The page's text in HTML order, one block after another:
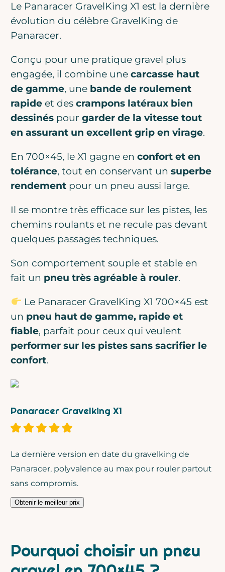
Le Panaracer GravelKing X1 est la dernière
évolution du célèbre GravelKing de
Panaracer.
Conçu pour une pratique gravel plus
engagée, il combine unecarcasse haut
de gamme, une bande de roulement
rapide et descrampons latéraux bien
dessinés pourgarder de la vitesse tout
en assurant un excellent grip en virage.
En 700×45, le X1 gagne enconfort et en
tolérance, tout en conservant unsuperbe
rendement pour un pneu aussi large.
Il se montre très efficace sur les pistes, les
chemins roulants et ne recule pas devant
quelques passages techniques.
Son comportement souple et stable en
fait un pneu très agréable à rouler.
Le Panaracer GravelKing X1 700×45 est
un pneu haut de gamme, rapide et
fiable, parfait pour ceux qui veulent
performer sur les pistes sans sacrifier le
confort.
Panaracer Gravelking X1
La dernière version en date du gravelking de
Panaracer, polyvalence au max pour rouler partout
sans compromis.
Obtenir le meilleur prix
Pourquoi choisir un pneu
vouloir vous inscrire ?
Contenu exclusif
Bons plans matos & gravel